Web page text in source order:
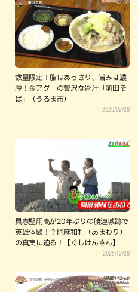
数量限定！脂はあっさり、旨みは濃
厚！金アグーの贅沢な骨汁「前田そ
ば」（うるま市）
2026/02/20
具志堅用高が20年ぶりの勝連城跡で
英雄体験！？阿麻和利（あまわり）
の真実に迫る！【ぐしけんさん】
2025/12/20